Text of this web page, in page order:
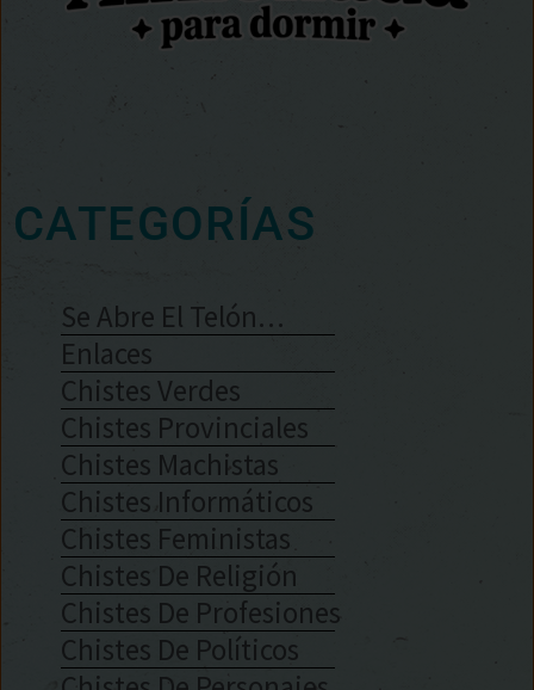
CATEGORÍAS
Se Abre El Telón…
Enlaces
Chistes Verdes
Chistes Provinciales
Chistes Machistas
Chistes Informáticos
Chistes Feministas
Chistes De Religión
Chistes De Profesiones
Chistes De Políticos